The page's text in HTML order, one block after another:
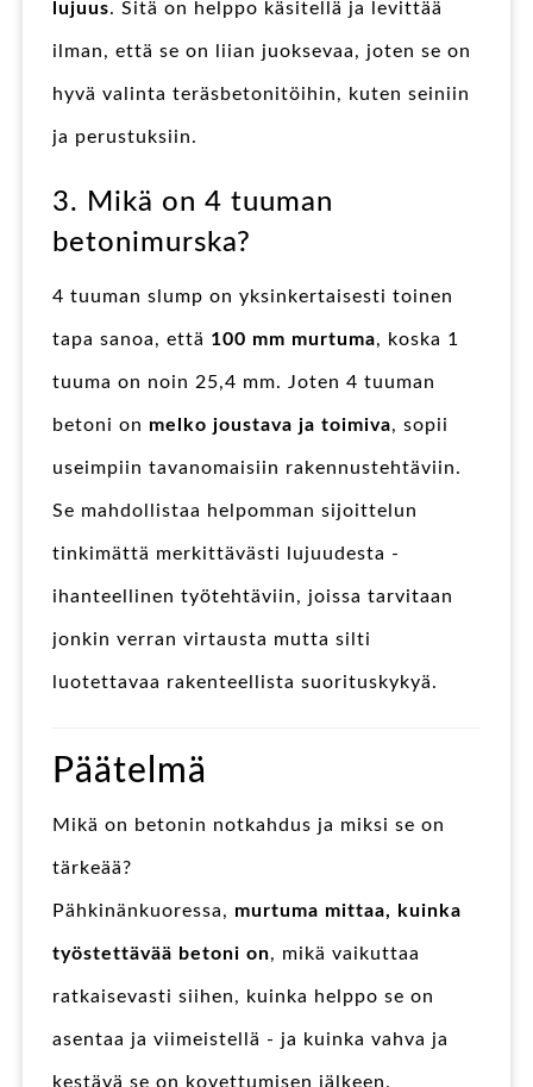
lujuus. Sitä on helppo käsitellä ja levittää
ilman, että se on liian juoksevaa, joten se on
hyvä valinta teräsbetonitöihin, kuten seiniin
ja perustuksiin.
3. Mikä on 4 tuuman
betonimurska?
4 tuuman slump on yksinkertaisesti toinen
tapa sanoa, että 100 mm murtuma, koska 1
tuuma on noin 25,4 mm. Joten 4 tuuman
betoni on melko joustava ja toimiva, sopii
useimpiin tavanomaisiin rakennustehtäviin.
Se mahdollistaa helpomman sijoittelun
tinkimättä merkittävästi lujuudesta -
ihanteellinen työtehtäviin, joissa tarvitaan
jonkin verran virtausta mutta silti
luotettavaa rakenteellista suorituskykyä.
Päätelmä
Mikä on betonin notkahdus ja miksi se on
tärkeää?
Pähkinänkuoressa, murtuma mittaa, kuinka
työstettävää betoni on, mikä vaikuttaa
ratkaisevasti siihen, kuinka helppo se on
asentaa ja viimeistellä - ja kuinka vahva ja
kestävä se on kovettumisen jälkeen.